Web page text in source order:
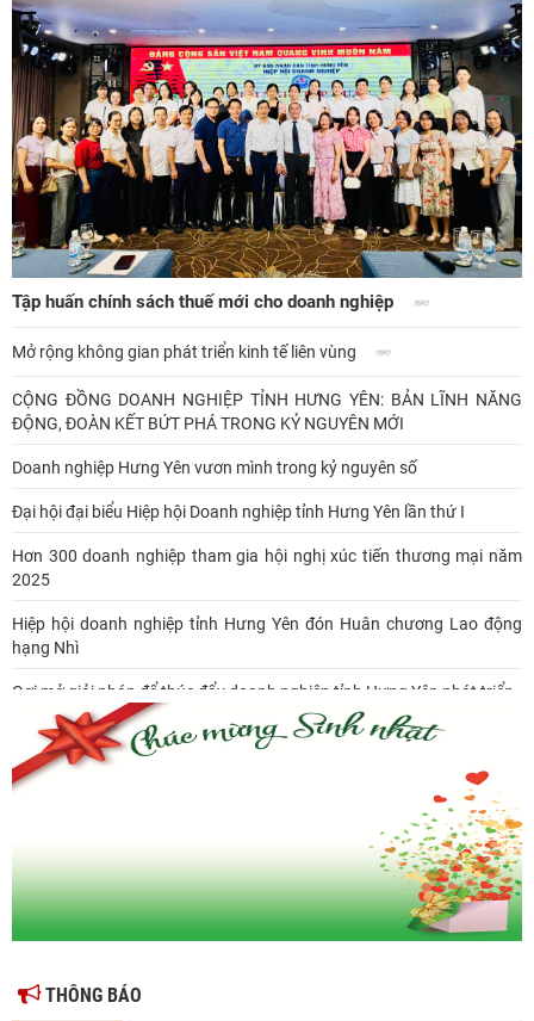
Tập huấn chính sách thuế mới cho doanh nghiệp
Mở rộng không gian phát triển kinh tế liên vùng
CỘNG ĐỒNG DOANH NGHIỆP TỈNH HƯNG YÊN: BẢN LĨNH NĂNG
ĐỘNG, ĐOÀN KẾT BỨT PHÁ TRONG KỶ NGUYÊN MỚI
Doanh nghiệp Hưng Yên vươn mình trong kỷ nguyên số
Đại hội đại biểu Hiệp hội Doanh nghiệp tỉnh Hưng Yên lần thứ I
Hơn 300 doanh nghiệp tham gia hội nghị xúc tiến thương mại năm
2025
Hiệp hội doanh nghiệp tỉnh Hưng Yên đón Huân chương Lao động
hạng Nhì
Gợi mở giải pháp để thúc đẩy doanh nghiệp tỉnh Hưng Yên phát triển
Ông Đỗ Văn Vẻ là Chủ tịch Hiệp hội Doanh nghiệp tỉnh Hưng Yên
Hiệp hội doanh nghiệp tỉnh Hưng Yên: Cập nhật chính sách thuế mới
THÔNG BÁO